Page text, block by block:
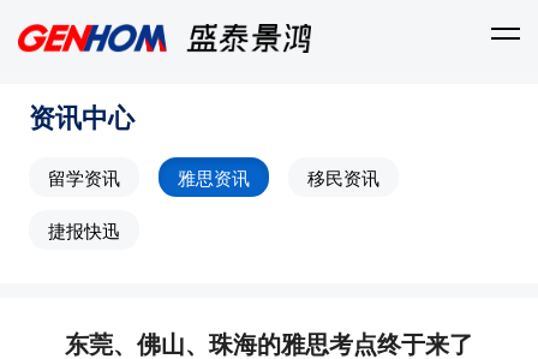
资讯中心
留学资讯 雅思资讯 移民资讯
捷报快迅
东莞、佛山、珠海的雅思考点终于来了